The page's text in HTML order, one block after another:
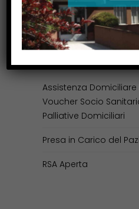
Area Territoriale
Assistenza
Voucher Socio
Palliative Domiciliari
Presa in Carico del
RSA Aperta